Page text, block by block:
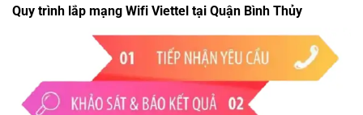
Quy trình lắp mạng Wifi Viettel tại Quận Bình Thủy